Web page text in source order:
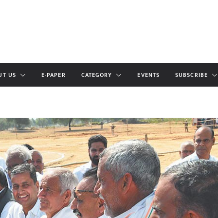
US E-PAPER CATEGORY EVENTS SUBSCRIBE